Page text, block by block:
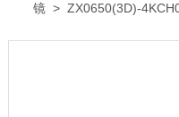
镜 > ZX0650(3D)-